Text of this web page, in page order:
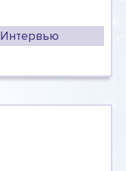
Интервью